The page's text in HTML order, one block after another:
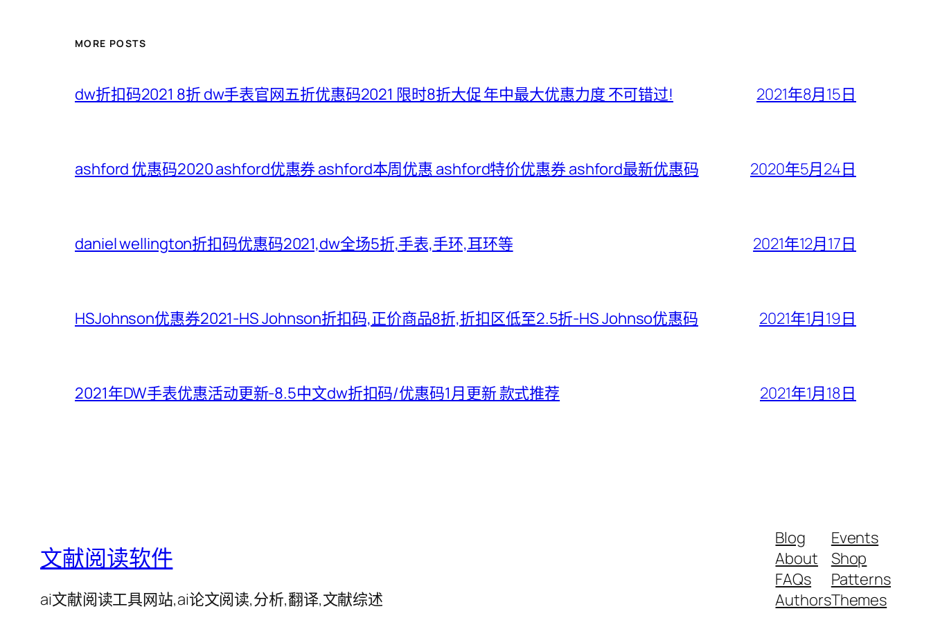
MORE POSTS
dw折扣码2021 8折 dw手表官网五折优惠码2021 限时8折大促 年中最大优惠力度 不可错过! 2021年8月15日
ashford 优惠码2020 ashford优惠券 ashford本周优惠 ashford特价优惠券 ashford最新优惠码 2020年5月24日
daniel wellington折扣码优惠码2021,dw全场5折,手表,手环,耳环等 2021年12月17日
HSJohnson优惠券2021-HS Johnson折扣码,正价商品8折,折扣区低至2.5折-HS Johnso优惠码 2021年1月19日
2021年DW手表优惠活动更新-8.5中文dw折扣码/优惠码1月更新 款式推荐 2021年1月18日
文献阅读软件
ai文献阅读工具网站,ai论文阅读,分析,翻译,文献综述
Blog
About
FAQs
Authors
Events
Shop
Patterns
Themes